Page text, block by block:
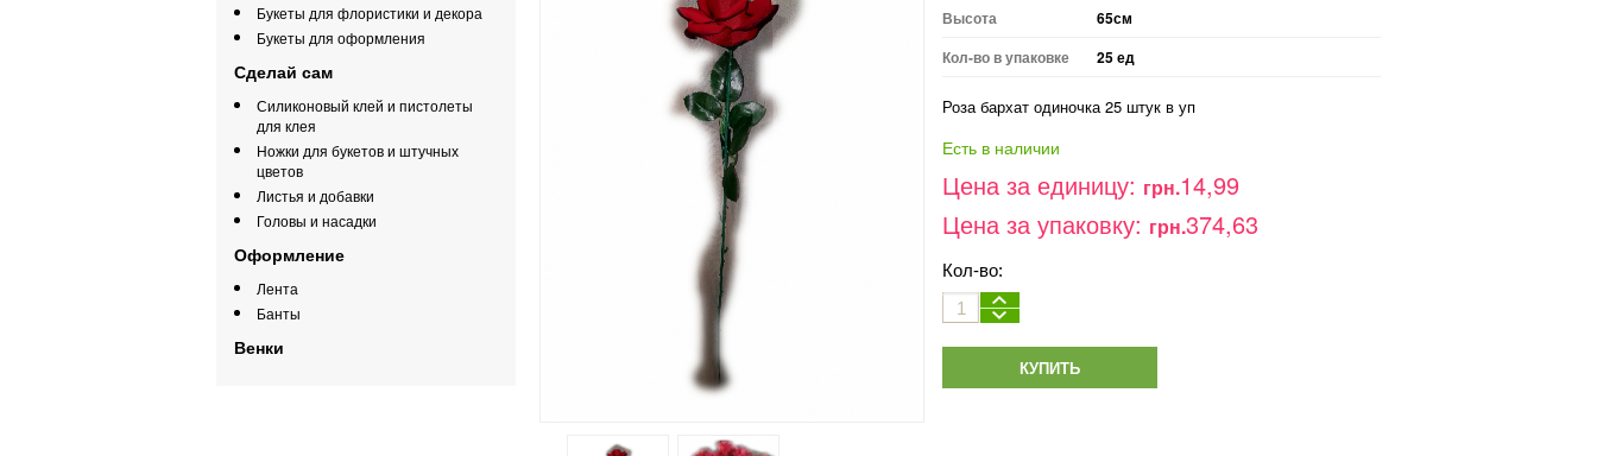
Букеты для флористики и декора
Букеты для оформления
Сделай сам
Силиконовый клей и пистолеты
для клея
Ножки для букетов и штучных
цветов
Листья и добавки
Головы и насадки
Оформление
Лента
Банты
Венки
Высота
65см
Кол-во в упаковке
25 ед
Роза бархат одиночка 25 штук в уп
Есть в наличии
Цена за единицу: грн.14,99
Цена за упаковку: грн.374,63
Кол-во:
КУПИТЬ